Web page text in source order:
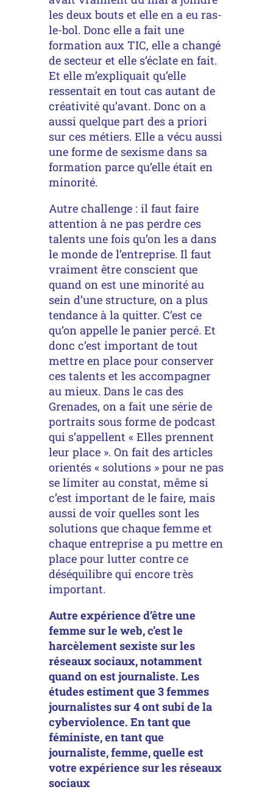
les deux bouts et elle en a eu ras-
le-bol. Donc elle a fait une
formation aux TIC, elle a changé
de secteur et elle s’éclate en fait.
Et elle m’expliquait qu’elle
ressentait en tout cas autant de
créativité qu’avant. Donc on a
aussi quelque part des a priori
sur ces métiers. Elle a vécu aussi
une forme de sexisme dans sa
formation parce qu’elle était en
minorité.
Autre challenge : il faut faire
attention à ne pas perdre ces
talents une fois qu’on les a dans
le monde de l’entreprise. Il faut
vraiment être conscient que
quand on est une minorité au
sein d’une structure, on a plus
tendance à la quitter. C’est ce
qu’on appelle le panier percé. Et
donc c’est important de tout
mettre en place pour conserver
ces talents et les accompagner
au mieux. Dans le cas des
Grenades, on a fait une série de
portraits sous forme de podcast
qui s’appellent « Elles prennent
leur place ». On fait des articles
orientés « solutions » pour ne pas
se limiter au constat, même si
c’est important de le faire, mais
aussi de voir quelles sont les
solutions que chaque femme et
chaque entreprise a pu mettre en
place pour lutter contre ce
déséquilibre qui encore très
important.
Autre expérience d’être une
femme sur le web, c’est le
harcèlement sexiste sur les
réseaux sociaux, notamment
quand on est journaliste. Les
études estiment que 3 femmes
journalistes sur 4 ont subi de la
cyberviolence. En tant que
féministe, en tant que
journaliste, femme, quelle est
votre expérience sur les réseaux
sociaux